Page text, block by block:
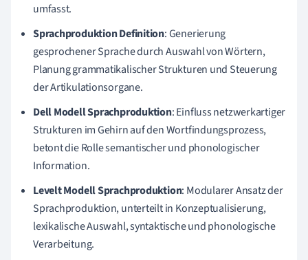
umfasst.
Sprachproduktion Definition: Generierung
gesprochener Sprache durch Auswahl von Wörtern,
Planung grammatikalischer Strukturen und Steuerung
der Artikulationsorgane.
Dell Modell Sprachproduktion: Einfluss netzwerkartiger
Strukturen im Gehirn auf den Wortfindungsprozess,
betont die Rolle semantischer und phonologischer
Information.
Levelt Modell Sprachproduktion: Modularer Ansatz der
Sprachproduktion, unterteilt in Konzeptualisierung,
lexikalische Auswahl, syntaktische und phonologische
Verarbeitung.